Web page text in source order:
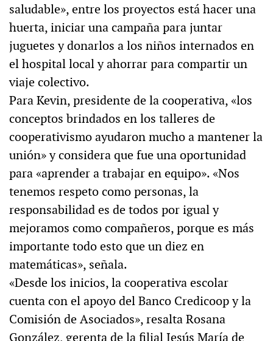
saludable», entre los proyectos está hacer una
huerta, iniciar una campaña para juntar
juguetes y donarlos a los niños internados en
el hospital local y ahorrar para compartir un
viaje colectivo.
Para Kevin, presidente de la cooperativa, «los
conceptos brindados en los talleres de
cooperativismo ayudaron mucho a mantener la
unión» y considera que fue una oportunidad
para «aprender a trabajar en equipo». «Nos
tenemos respeto como personas, la
responsabilidad es de todos por igual y
mejoramos como compañeros, porque es más
importante todo esto que un diez en
matemáticas», señala.
«Desde los inicios, la cooperativa escolar
cuenta con el apoyo del Banco Credicoop y la
Comisión de Asociados», resalta Rosana
González, gerenta de la filial Jesús María de